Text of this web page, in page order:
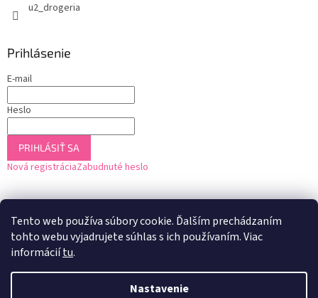
Tento web používa súbory cookie. Ďalším prechádzaním
tohto webu vyjadrujete súhlas s ich používaním. Viac
informáciítu.
Nastavenie
u2_drogeria
Prihlásenie
E-mail
Heslo
PRIHLÁSIŤ SA
Nová registráciaZabudnuté heslo
Vytvoril Shoptet